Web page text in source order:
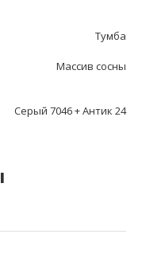
Тумба
Массив сосны
Серый 7046 + Антик 24